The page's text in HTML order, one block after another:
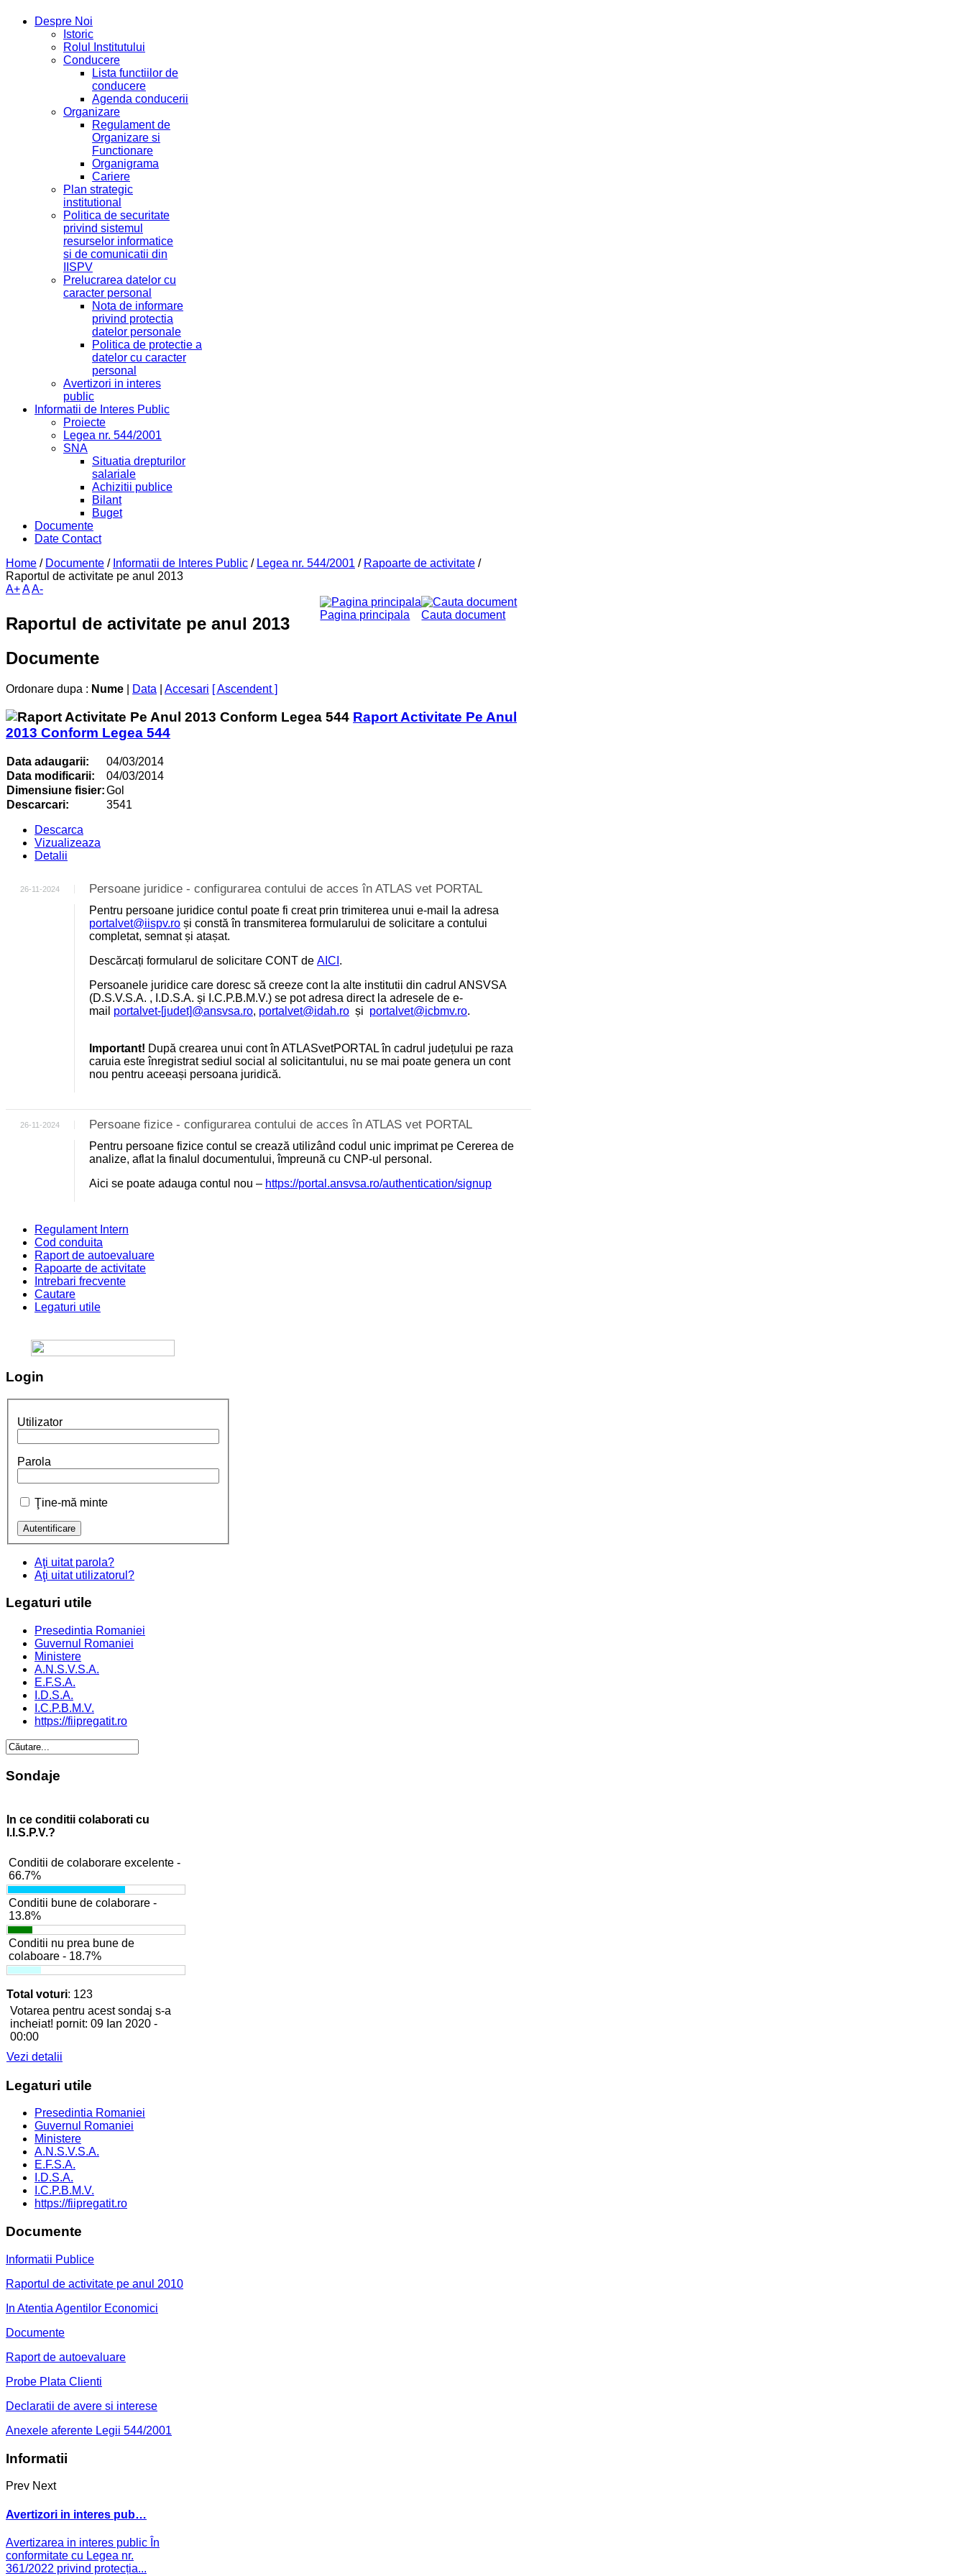
Despre Noi
Istoric
Rolul Institutului
Conducere
Lista functiilor de
conducere
Agenda conducerii
Organizare
Regulament de
Organizare si
Functionare
Organigrama
Cariere
Plan strategic
institutional
Politica de securitate
privind sistemul
resurselor informatice
si de comunicatii din
IISPV
Prelucrarea datelor cu
caracter personal
Nota de informare
privind protectia
datelor personale
Politica de protectie a
datelor cu caracter
personal
Avertizori in interes
public
Informatii de Interes Public
Proiecte
Legea nr. 544/2001
SNA
Situatia drepturilor
salariale
Achizitii publice
Bilant
Buget
Documente
Date Contact
Home / Documente / Informatii de Interes Public / Legea nr. 544/2001 / Rapoarte de activitate /
Raportul de activitate pe anul 2013
A+AA-
Cauta document
Pagina principala
Raportul de activitate pe anul 2013
Documente
Ordonare dupa : Nume Data Accesari [ Ascendent ]
Raport Activitate Pe Anul
2013 Conform Legea 544
Data adaugarii:
04/03/2014
Data modificarii:
04/03/2014
Dimensiune fisier:Gol
Descarcari:
3541
Descarca
Vizualizeaza
Detalii
26-11-2024 Persoane juridice - configurarea contului de acces în ATLAS vet PORTAL
Pentru persoane juridice contul poate fi creat prin trimiterea unui e-mail la adresa
portalvet@iispv.ro și constă în transmiterea formularului de solicitare a contului
completat, semnat și atașat.
Descărcați formularul de solicitare CONT de AICI .
Persoanele juridice care doresc să creeze cont la alte institutii din cadrul ANSVSA
(D.S.V.S.A. , I.D.S.A. și I.C.P.B.M.V.) se pot adresa direct la adresele de e-
mail portalvet-[judet]@ansvsa.ro, portalvet@idah.ro și portalvet@icbmv.ro.
Important! După crearea unui cont în ATLASvetPORTAL în cadrul județului pe raza
caruia este înregistrat sediul social al solicitantului, nu se mai poate genera un cont
nou pentru aceeași persoana juridică.
26-11-2024 Persoane fizice - configurarea contului de acces în ATLAS vet PORTAL
Pentru persoane fizice contul se crează utilizând codul unic imprimat pe Cererea de
analize, aflat la finalul documentului, împreună cu CNP-ul personal.
Aici se poate adauga contul nou – https://portal.ansvsa.ro/authentication/signup
Regulament Intern
Cod conduita
Raport de autoevaluare
Rapoarte de activitate
Intrebari frecvente
Cautare
Legaturi utile
Login
Utilizator
Parola
Ţine-mă minte
Aţi uitat parola?
Aţi uitat utilizatorul?
Legaturi utile
Presedintia Romaniei
Guvernul Romaniei
Ministere
A.N.S.V.S.A.
E.F.S.A.
I.D.S.A.
I.C.P.B.M.V.
https://fiipregatit.ro
Sondaje
In ce conditii colaborati cu
I.I.S.P.V.?
Conditii de colaborare excelente -
66.7%
Conditii bune de colaborare -
13.8%
Conditii nu prea bune de
colaboare - 18.7%
Total voturi: 123
Votarea pentru acest sondaj s-a
incheiat! pornit: 09 Ian 2020 -
00:00
Vezi detalii
Legaturi utile
Presedintia Romaniei
Guvernul Romaniei
Ministere
A.N.S.V.S.A.
E.F.S.A.
I.D.S.A.
I.C.P.B.M.V.
https://fiipregatit.ro
Documente
Informatii Publice
Raportul de activitate pe anul 2010
In Atentia Agentilor Economici
Documente
Raport de autoevaluare
Probe Plata Clienti
Declaratii de avere si interese
Anexele aferente Legii 544/2001
Informatii
Prev Next
Avertizori in interes pub…
Avertizarea in interes public În
conformitate cu Legea nr.
361/2022 privind protecția...